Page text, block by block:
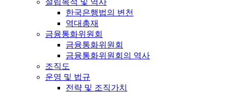
한국은행법의 변천
역대총재
금융통화위원회
금융통화위원회
금융통화위원회의 역사
조직도
운영 및 법규
전략 및 조직가치